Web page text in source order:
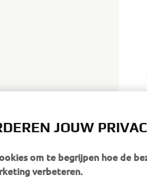
JOUW
om te begrijpen hoe de
verbeteren.